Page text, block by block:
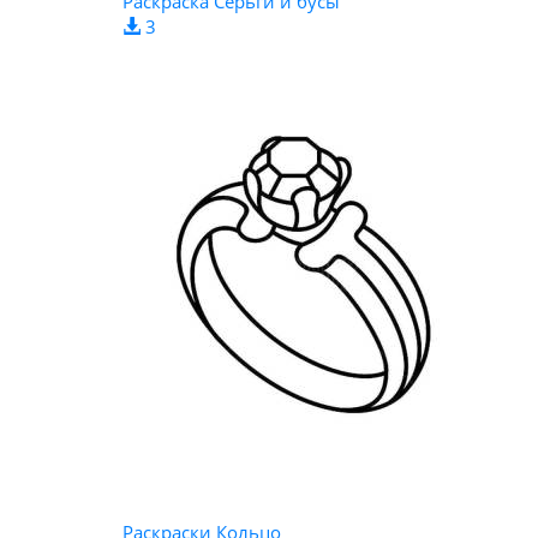
3
Раскраски Кольцо